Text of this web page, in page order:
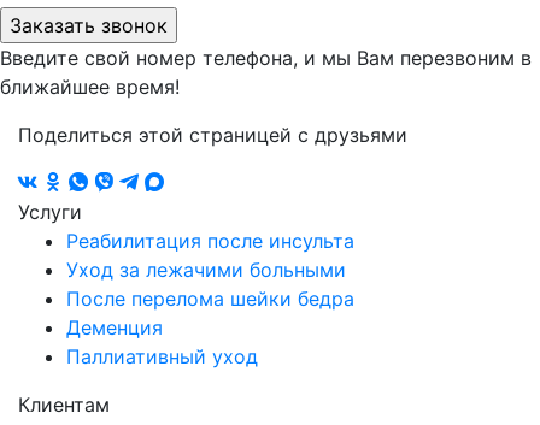
Введите свой номер телефона, и мы Вам перезвоним в
ближайшее время!
Поделиться этой страницей с друзьями
Услуги
Реабилитация после инсульта
Уход за лежачими больными
После перелома шейки бедра
Деменция
Паллиативный уход
Клиентам